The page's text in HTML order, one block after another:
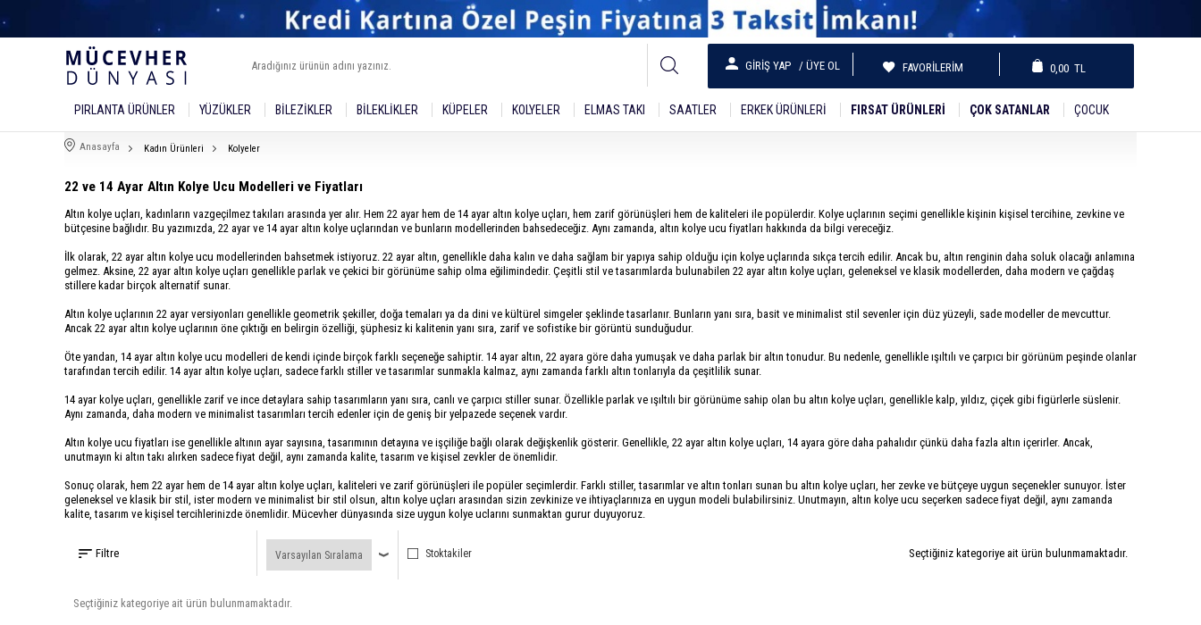
GIRIŞ YAP / ÜYE OL FAVORILERIM 0,00 TL
PIRLANTA ÜRÜNLER YÜZÜKLER BILEZIKLER BILEKLIKLER KÜPELER KOLYELER ELMAS TAKI SAATLER ERKEK ÜRÜNLERI FIRSAT ÜRÜNLERI ÇOK SATANLAR ÇOCUK
Anasayfa Kadın Ürünleri Kolyeler
22 ve 14 Ayar Altın Kolye Ucu Modelleri ve Fiyatları
Altın kolye uçları, kadınların vazgeçilmez takıları arasında yer alır. Hem 22 ayar hem de 14 ayar altın kolye uçları, hem zarif görünüşleri hem de kaliteleri ile popülerdir. Kolye uçlarının seçimi genellikle kişinin kişisel tercihine, zevkine ve
bütçesine bağlıdır. Bu yazımızda, 22 ayar ve 14 ayar altın kolye uçlarından ve bunların modellerinden bahsedeceğiz. Aynı zamanda, altın kolye ucu fiyatları hakkında da bilgi vereceğiz.
İlk olarak, 22 ayar altın kolye ucu modellerinden bahsetmek istiyoruz. 22 ayar altın, genellikle daha kalın ve daha sağlam bir yapıya sahip olduğu için kolye uçlarında sıkça tercih edilir. Ancak bu, altın renginin daha soluk olacağı anlamına
gelmez. Aksine, 22 ayar altın kolye uçları genellikle parlak ve çekici bir görünüme sahip olma eğilimindedir. Çeşitli stil ve tasarımlarda bulunabilen 22 ayar altın kolye uçları, geleneksel ve klasik modellerden, daha modern ve çağdaş
stillere kadar birçok alternatif sunar.
Altın kolye uçlarının 22 ayar versiyonları genellikle geometrik şekiller, doğa temaları ya da dini ve kültürel simgeler şeklinde tasarlanır. Bunların yanı sıra, basit ve minimalist stil sevenler için düz yüzeyli, sade modeller de mevcuttur.
Ancak 22 ayar altın kolye uçlarının öne çıktığı en belirgin özelliği, şüphesiz ki kalitenin yanı sıra, zarif ve sofistike bir görüntü sunduğudur.
Öte yandan, 14 ayar altın kolye ucu modelleri de kendi içinde birçok farklı seçeneğe sahiptir. 14 ayar altın, 22 ayara göre daha yumuşak ve daha parlak bir altın tonudur. Bu nedenle, genellikle ışıltılı ve çarpıcı bir görünüm peşinde olanlar
tarafından tercih edilir. 14 ayar altın kolye uçları, sadece farklı stiller ve tasarımlar sunmakla kalmaz, aynı zamanda farklı altın tonlarıyla da çeşitlilik sunar.
14 ayar kolye uçları, genellikle zarif ve ince detaylara sahip tasarımların yanı sıra, canlı ve çarpıcı stiller sunar. Özellikle parlak ve ışıltılı bir görünüme sahip olan bu altın kolye uçları, genellikle kalp, yıldız, çiçek gibi figürlerle süslenir.
Aynı zamanda, daha modern ve minimalist tasarımları tercih edenler için de geniş bir yelpazede seçenek vardır.
Altın kolye ucu fiyatları ise genellikle altının ayar sayısına, tasarımının detayına ve işçiliğe bağlı olarak değişkenlik gösterir. Genellikle, 22 ayar altın kolye uçları, 14 ayara göre daha pahalıdır çünkü daha fazla altın içerirler. Ancak,
unutmayın ki altın takı alırken sadece fiyat değil, aynı zamanda kalite, tasarım ve kişisel zevkler de önemlidir.
Sonuç olarak, hem 22 ayar hem de 14 ayar altın kolye uçları, kaliteleri ve zarif görünüşleri ile popüler seçimlerdir. Farklı stiller, tasarımlar ve altın tonları sunan bu altın kolye uçları, her zevke ve bütçeye uygun seçenekler sunuyor. İster
geleneksel ve klasik bir stil, ister modern ve minimalist bir stil olsun, altın kolye uçları arasından sizin zevkinize ve ihtiyaçlarınıza en uygun modeli bulabilirsiniz. Unutmayın, altın kolye ucu seçerken sadece fiyat değil, aynı zamanda
kalite, tasarım ve kişisel tercihlerinizde önemlidir. Mücevher dünyasında size uygun kolye uclarını sunmaktan gurur duyuyoruz.
Filtre Stoktakiler Seçtiğiniz kategoriye ait ürün bulunmamaktadır.
Seçtiğiniz kategoriye ait ürün bulunmamaktadır.